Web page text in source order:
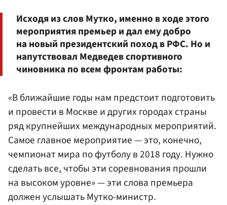
Исходя из слов Мутко, именно в ходе этого
мероприятия премьер и дал ему добро
на новый президентский поход в РФС. Но и
напутствовал Медведев спортивного
чиновника по всем фронтам работы:
«В ближайшие годы нам предстоит подготовить
и провести в Москве и других городах страны
ряд крупнейших международных мероприятий.
Самое главное мероприятие — это, конечно,
чемпионат мира по футболу в 2018 году. Нужно
сделать все, чтобы эти соревнования прошли
на высоком уровне» — эти слова премьера
должен услышать Мутко-министр.